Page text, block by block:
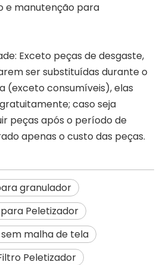
e manutenção para
Exceto peças de desgaste,
ser substituídas durante o
(exceto consumíveis), elas
caso seja
peças após o período de
apenas o custo das peças.
granulador
Peletizador
malha de tela
Peletizador